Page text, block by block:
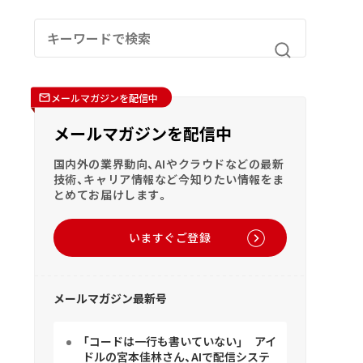
メールマガジンを配信中
メールマガジンを配信中
国内外の業界動向、AIやクラウドなどの最新
技術、キャリア情報など今知りたい情報をま
とめてお届けします。
いますぐご登録
メールマガジン最新号
「コードは一行も書いていない」 アイ
ドルの宮本佳林さん、AIで配信システ